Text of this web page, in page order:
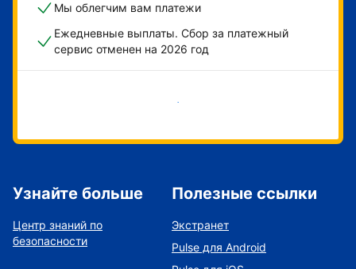
Мы облегчим вам платежи
Ежедневные выплаты. Сбор за платежный
сервис отменен на 2026 год
Начать
Узнайте больше
Центр знаний по
безопасности
Полезные ссылки
Экстранет
Pulse для Android